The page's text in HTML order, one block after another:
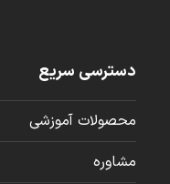
دسترسی سریع
محصولات آموزشی
مشاوره